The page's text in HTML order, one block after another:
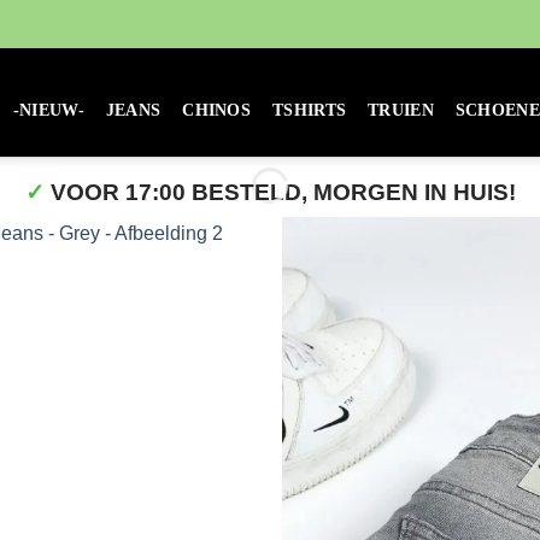
-NIEUW- JEANS CHINOS TSHIRTS TRUIEN
✓ VOOR 17:00 BESTELD, MORGEN IN HUIS!